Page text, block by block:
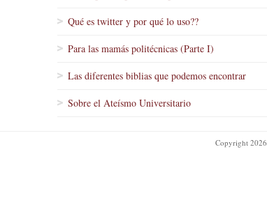
Qué es twitter y por qué lo uso??
Para las mamás politécnicas (Parte I)
Las diferentes biblias que podemos encontrar
Sobre el Ateísmo Universitario
Copyright 2026